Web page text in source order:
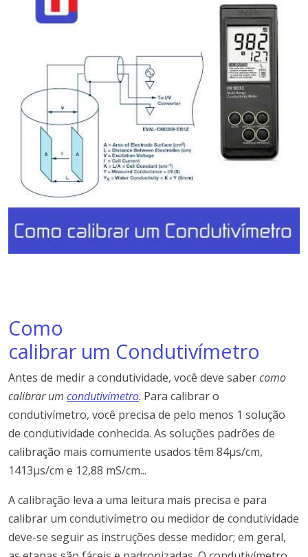
Como
calibrar um Condutivímetro
Antes de medir a condutividade, você deve sabercomo
calibrar um condutivímetro. Para calibrar o
condutivímetro, você precisa de pelo menos 1 solução
de condutividade conhecida. As soluções padrões de
calibração mais comumente usados ​​têm 84µs/cm,
1413µs/cm e 12,88 mS/cm...
A calibração leva a uma leitura mais precisa e para
calibrar um condutivímetro ou medidor de condutividade
deve-se seguir as instruções desse medidor; em geral,